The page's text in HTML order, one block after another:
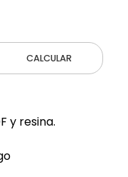
CALCULAR
y resina.